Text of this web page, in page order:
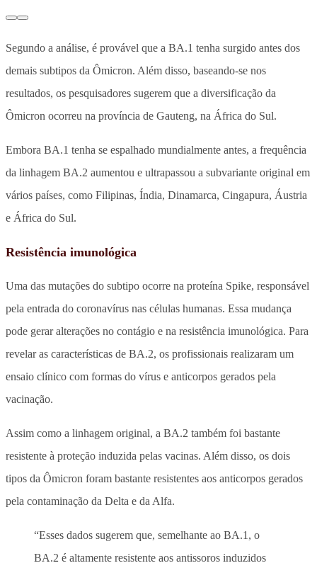
Segundo a análise, é provável que a BA.1 tenha surgido antes dos
demais subtipos da Ômicron. Além disso, baseando-se nos
resultados, os pesquisadores sugerem que a diversificação da
Ômicron ocorreu na província de Gauteng, na África do Sul.
Embora BA.1 tenha se espalhado mundialmente antes, a frequência
da linhagem BA.2 aumentou e ultrapassou a subvariante original em
vários países, como Filipinas, Índia, Dinamarca, Cingapura, Áustria
e África do Sul.
Resistência imunológica
Uma das mutações do subtipo ocorre na proteína Spike, responsável
pela entrada do coronavírus nas células humanas. Essa mudança
pode gerar alterações no contágio e na resistência imunológica. Para
revelar as características de BA.2, os profissionais realizaram um
ensaio clínico com formas do vírus e anticorpos gerados pela
vacinação.
Assim como a linhagem original, a BA.2 também foi bastante
resistente à proteção induzida pelas vacinas. Além disso, os dois
tipos da Ômicron foram bastante resistentes aos anticorpos gerados
pela contaminação da Delta e da Alfa.
“Esses dados sugerem que, semelhante ao BA.1, o
BA.2 é altamente resistente aos antissoros induzidos